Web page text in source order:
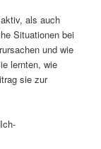
als auch
Situationen bei
und wie
lernten, wie
sie zur